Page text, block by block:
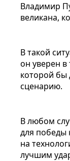
Владимир
великана,
В такой
он уверен в
которой бы
сценарию.
В любом
для победы
на
лучшим